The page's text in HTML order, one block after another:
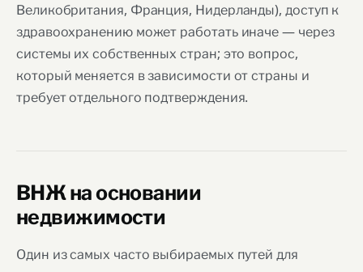
Великобритания, Франция, Нидерланды), доступ к
здравоохранению может работать иначе — через
системы их собственных стран; это вопрос,
который меняется в зависимости от страны и
требует отдельного подтверждения.
ВНЖ на основании
недвижимости
Один из самых часто выбираемых путей для